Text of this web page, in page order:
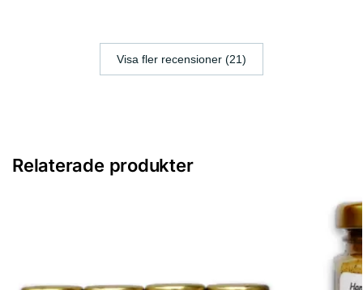
Visa fler recensioner (21)
Relaterade produkter